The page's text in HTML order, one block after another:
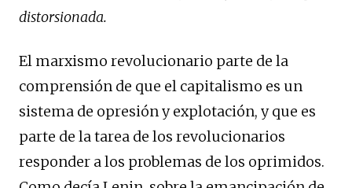
distorsionada.
El marxismo revolucionario parte de la
comprensión de que el capitalismo es un
sistema de opresión y explotación, y que es
parte de la tarea de los revolucionarios
responder a los problemas de los oprimidos.